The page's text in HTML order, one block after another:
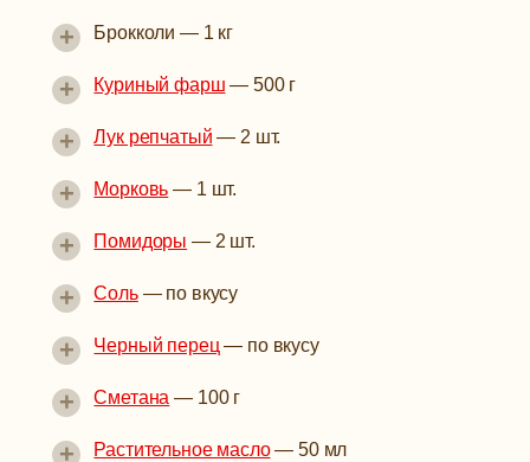
Брокколи — 1 кг
+
Куриный фарш —500 г
+
Лук репчатый — 2 шт.
+
Морковь — 1 шт.
+
Помидоры — 2 шт.
+
Соль— по вкусу
+
Черный перец — по вкусу
+
Сметана — 100 г
+
Растительное масло—50 мл
+